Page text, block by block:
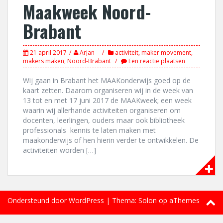
Maakweek Noord-
Brabant
21 april 2017 Arjan activiteit,maker movement,
makers maken,Noord-Brabant Een reactie plaatsen
Wij gaan in Brabant het MAAKonderwijs goed op de
kaart zetten. Daarom organiseren wij in de week van
13 tot en met 17 juni 2017 de MAAKweek; een week
waarin wij allerhande activiteiten organiseren om
docenten, leerlingen, ouders maar ook bibliotheek
professionals kennis te laten maken met
maakonderwijs of hen hierin verder te ontwikkelen. De
activiteiten worden […]
Ondersteund door WordPress | Thema: Solon op aThemes